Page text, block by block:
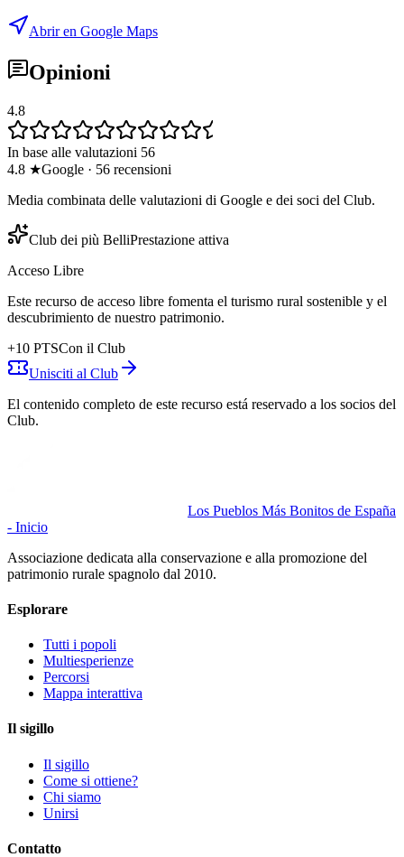
Abrir en Google Maps
Opinioni
4.8
In base alle valutazioni 56
4.8 ★Google · 56 recensioni
Media combinata delle valutazioni di Google e dei soci del Club.
Club dei più BelliPrestazione attiva
Acceso Libre
Este recurso de acceso libre fomenta el turismo rural sostenible y el
descubrimiento de nuestro patrimonio.
+10 PTSCon il Club
Unisciti al Club
El contenido completo de este recurso está reservado a los socios del
Club.
Los Pueblos Más Bonitos de España
- Inicio
Associazione dedicata alla conservazione e alla promozione del
patrimonio rurale spagnolo dal 2010.
Esplorare
Tutti i popoli
Multiesperienze
Percorsi
Mappa interattiva
Il sigillo
Il sigillo
Come si ottiene?
Chi siamo
Unirsi
Contatto